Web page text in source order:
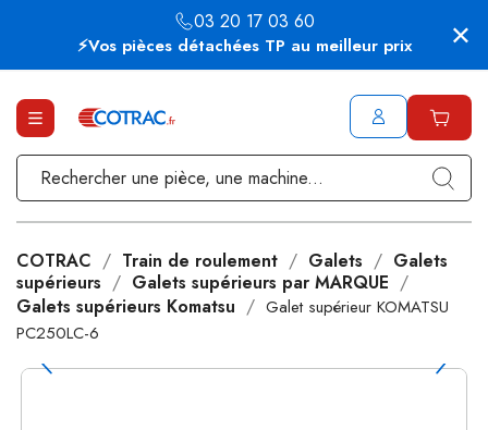
⚡Vos pièces détachées TP au meilleur prix
03 20 17 03 60
COTRAC Train de roulement Galets
Galets
supérieurs
Galets supérieurs par MARQUE
Galets supérieurs Komatsu
Galet supérieur KOMATSU
PC250LC-6